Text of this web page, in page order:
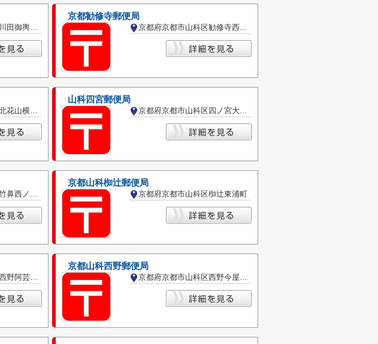
京都府京都市山科区川田御輿塚町
京都勧修寺郵便局
京都府京都市山科区勧修寺西栗栖野町
京都府京都市山科区北花山横田町
山科四宮郵便局
京都府京都市山科区四ノ宮大将軍町
京都府京都市山科区竹鼻西ノ口町
京都山科椥辻郵便局
京都府京都市山科区椥辻東浦町
京都府京都市山科区西野阿芸沢町
京都山科西野郵便局
京都府京都市山科区西野今屋敷町